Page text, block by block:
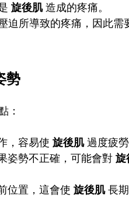
旋後肌造成的疼痛。
所導致的疼痛，因此需
勢
：
，容易使 旋後肌過度疲勞
姿勢不正確，可能會對 旋
位置，這會使 旋後肌長期